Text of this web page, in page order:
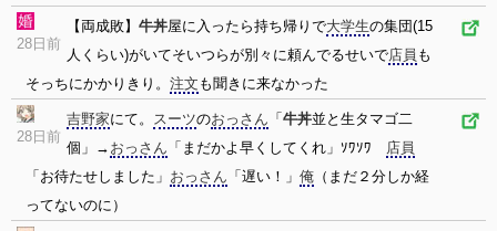
28日前
【両成敗】 牛丼屋に入ったら持ち帰りで大学生の集団(15
人くらい)がいてそいつらが別々に頼んでるせいで店員 も
そっちにかかりきり。 注文 も聞きに来なかった
28日前
吉野家にて。 スーツのおっさん 「 牛丼並と生タマゴ二
個」→ おっさん 「まだかよ早くしてくれ」ｿﾜｿﾜ 店員
「お待たせしました」 おっさん 「遅い！」 俺 （まだ２分しか経
ってないのに）